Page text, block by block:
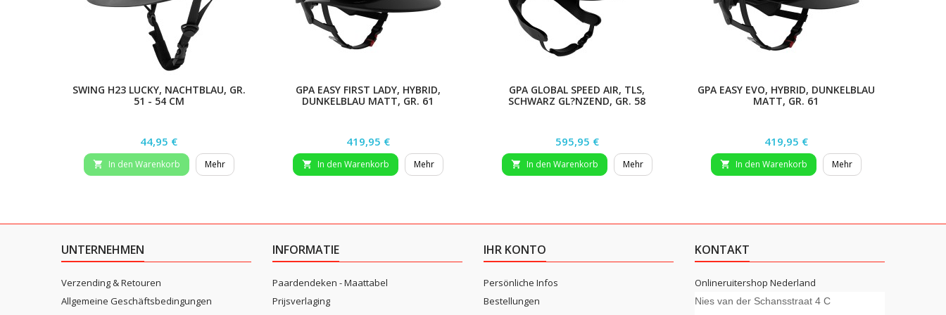
SWING H23 LUCKY, NACHTBLAU, GR.
51 - 54 CM
Preis
44,95 €
 In den Warenkorb Mehr
GPA EASY FIRST LADY, HYBRID,
DUNKELBLAU MATT, GR. 61
Preis
419,95 €
 In den Warenkorb Mehr
GPA GLOBAL SPEED AIR, TLS,
SCHWARZ GL?NZEND, GR. 58
Preis
595,95 €
 In den Warenkorb Mehr
GPA EASY EVO, HYBRID, DUNKELBLAU
MATT, GR. 61
Preis
419,95 €
 In den Warenkorb Mehr
UNTERNEHMEN
Verzending & Retouren
Allgemeine Geschäftsbedingungen
INFORMATIE
Paardendeken - Maattabel
Prijsverlaging
IHR KONTO
Persönliche Infos
Bestellungen
KONTAKT
Onlineruitershop Nederland
Nies van der Schansstraat 4 C